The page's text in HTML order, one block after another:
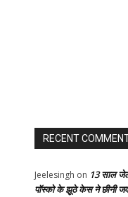
RECENT
Jeelesingh on 13 साल
पॉस्को के झूठे केस ने छीनी